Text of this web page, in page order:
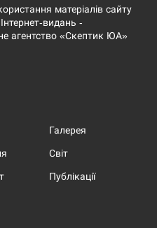
матеріалів сайту
видань -
агентство «Скептик ЮА»
Галерея
Світ
Публікації